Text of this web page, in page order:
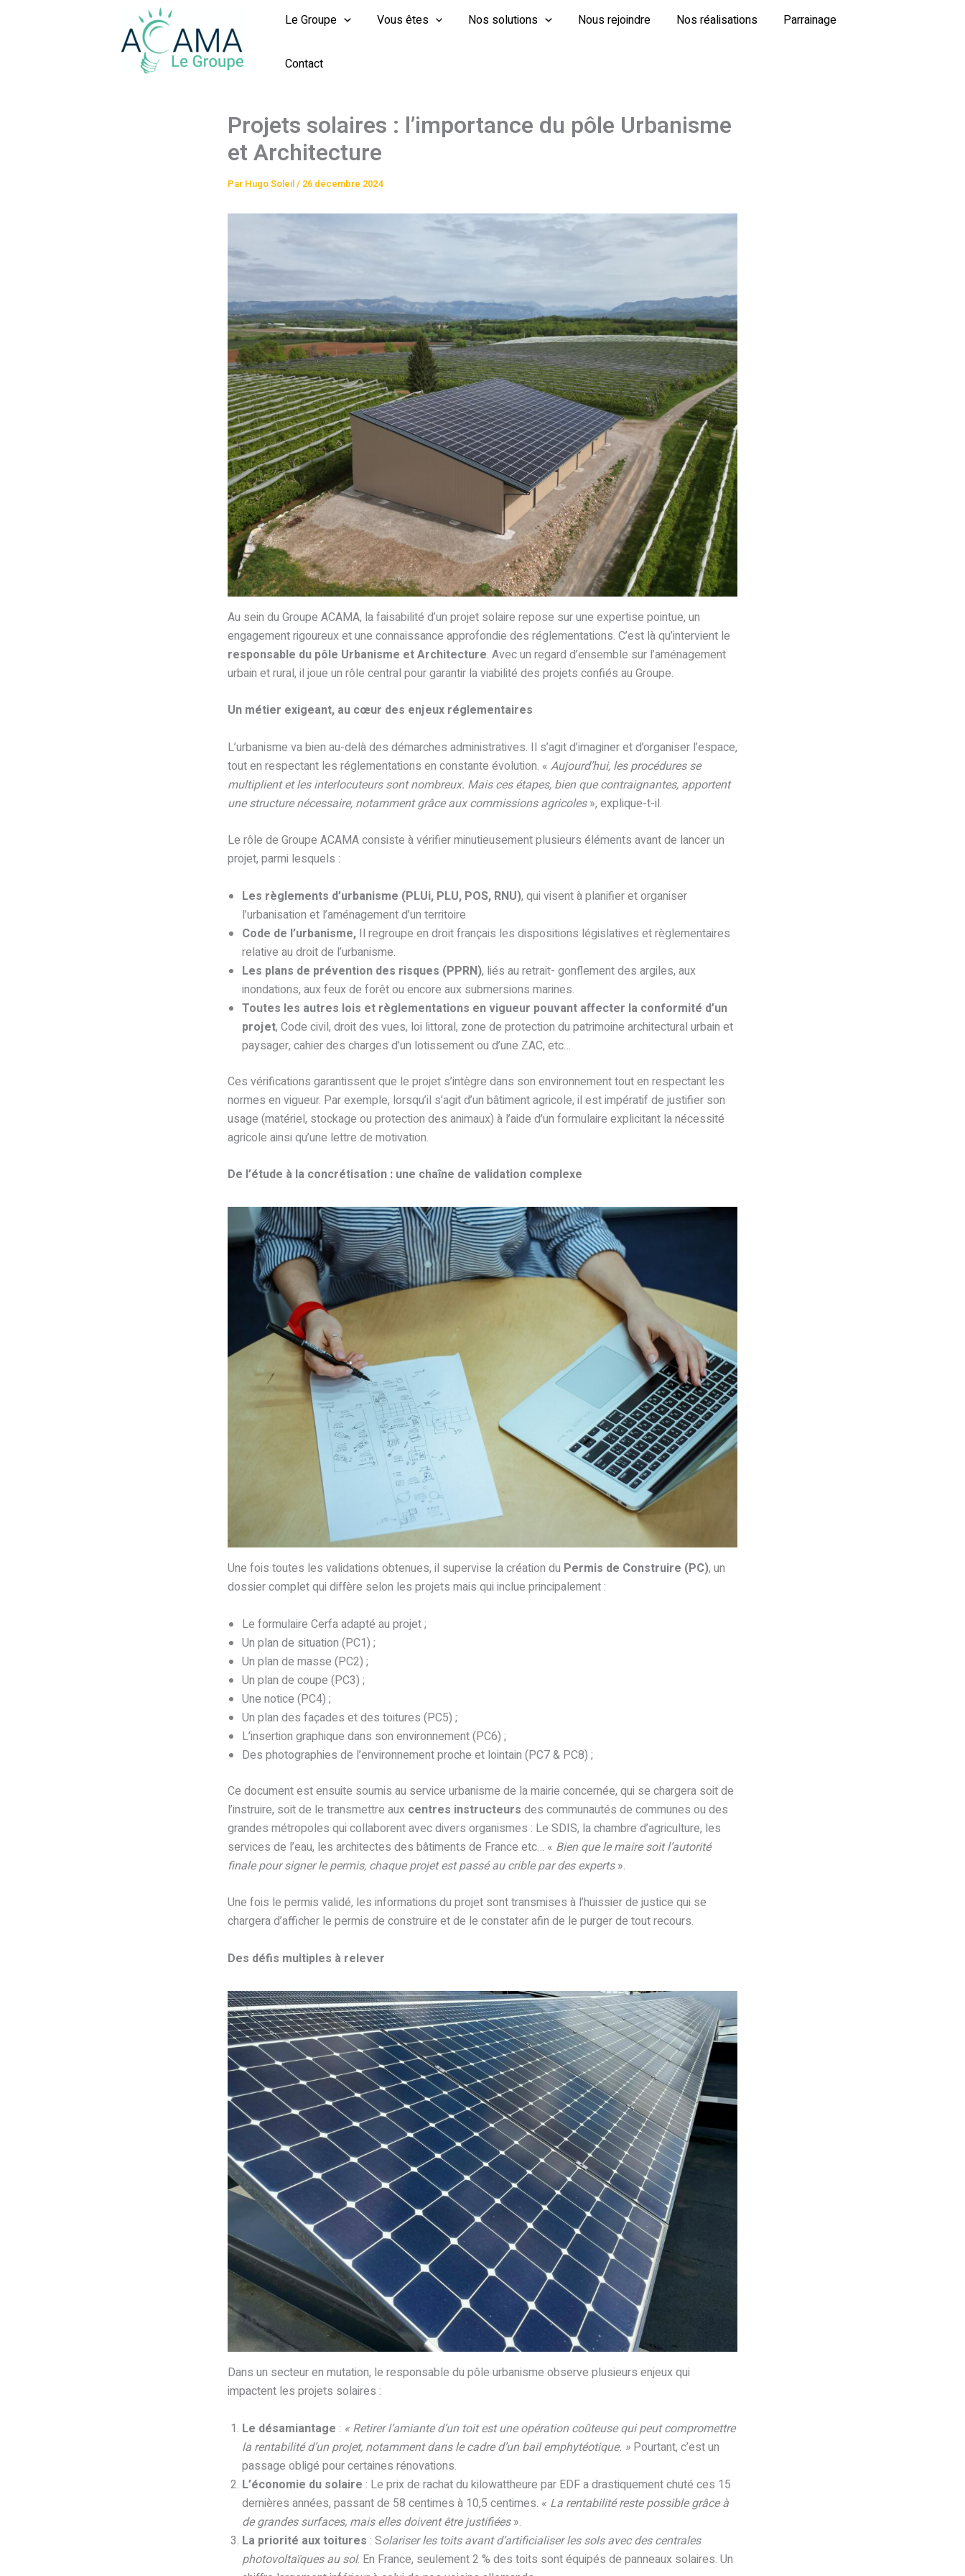
Le Groupe Vous êtes Nos solutions Nous rejoindre Nos réalisations Parrainage
Contact
Projets solaires : l’importance du pôle Urbanisme
et Architecture
Par Hugo Soleil/ 26 décembre 2024
Au sein du Groupe ACAMA, la faisabilité d’un projet solaire repose sur une expertise pointue, un
engagement rigoureux et une connaissance approfondie des réglementations. C’est là qu’intervient le
responsable du pôle Urbanisme et Architecture. Avec un regard d’ensemble sur l’aménagement
urbain et rural, il joue un rôle central pour garantir la viabilité des projets confiés au Groupe.
Un métier exigeant, au cœur des enjeux réglementaires
L’urbanisme va bien au-delà des démarches administratives. Il s’agit d’imaginer et d’organiser l’espace,
tout en respectant les réglementations en constante évolution. « Aujourd’hui, les procédures se
multiplient et les interlocuteurs sont nombreux. Mais ces étapes, bien que contraignantes, apportent
une structure nécessaire, notamment grâce aux commissions agricoles», explique-t-il.
Le rôle de Groupe ACAMA consiste à vérifier minutieusement plusieurs éléments avant de lancer un
projet, parmi lesquels :
Les règlements d’urbanisme (PLUi, PLU, POS, RNU), qui visent à planifier et organiser
l’urbanisation et l’aménagement d’un territoire
Code de l’urbanisme, Il regroupe en droit français les dispositions législatives et règlementaires
relative au droit de l’urbanisme.
Les plans de prévention des risques (PPRN), liés au retrait- gonflement des argiles, aux
inondations, aux feux de forêt ou encore aux submersions marines.
Toutes les autres lois et règlementations en vigueur pouvant affecter la conformité d’un
projet, Code civil, droit des vues, loi littoral, zone de protection du patrimoine architectural urbain et
paysager, cahier des charges d’un lotissement ou d’une ZAC, etc…
Ces vérifications garantissent que le projet s’intègre dans son environnement tout en respectant les
normes en vigueur. Par exemple, lorsqu’il s’agit d’un bâtiment agricole, il est impératif de justifier son
usage (matériel, stockage ou protection des animaux) à l’aide d’un formulaire explicitant la nécessité
agricole ainsi qu’une lettre de motivation.
De l’étude à la concrétisation : une chaîne de validation complexe
Une fois toutes les validations obtenues, il supervise la création du Permis de Construire (PC), un
dossier complet qui diffère selon les projets mais qui inclue principalement :
Le formulaire Cerfa adapté au projet ;
Un plan de situation (PC1) ;
Un plan de masse (PC2) ;
Un plan de coupe (PC3) ;
Une notice (PC4) ;
Un plan des façades et des toitures (PC5) ;
L’insertion graphique dans son environnement (PC6) ;
Des photographies de l’environnement proche et lointain (PC7 & PC8) ;
Ce document est ensuite soumis au service urbanisme de la mairie concernée, qui se chargera soit de
l’instruire, soit de le transmettre aux centres instructeurs des communautés de communes ou des
grandes métropoles qui collaborent avec divers organismes : Le SDIS, la chambre d’agriculture, les
services de l’eau, les architectes des bâtiments de France etc… « Bien que le maire soit l’autorité
finale pour signer le permis, chaque projet est passé au crible par des experts».
Une fois le permis validé, les informations du projet sont transmises à l’huissier de justice qui se
chargera d’afficher le permis de construire et de le constater afin de le purger de tout recours.
Des défis multiples à relever
Dans un secteur en mutation, le responsable du pôle urbanisme observe plusieurs enjeux qui
impactent les projets solaires :
Le désamiantage : « Retirer l’amiante d’un toit est une opération coûteuse qui peut compromettre
la rentabilité d’un projet, notamment dans le cadre d’un bail emphytéotique. » Pourtant, c’est un
passage obligé pour certaines rénovations.
L’économie du solaire : Le prix de rachat du kilowattheure par EDF a drastiquement chuté ces 15
dernières années, passant de 58 centimes à 10,5 centimes. « La rentabilité reste possible grâce à
de grandes surfaces, mais elles doivent être justifiées».
La priorité aux toitures : Solariser les toits avant d’artificialiser les sols avec des centrales
photovoltaïques au sol. En France, seulement 2 % des toits sont équipés de panneaux solaires. Un